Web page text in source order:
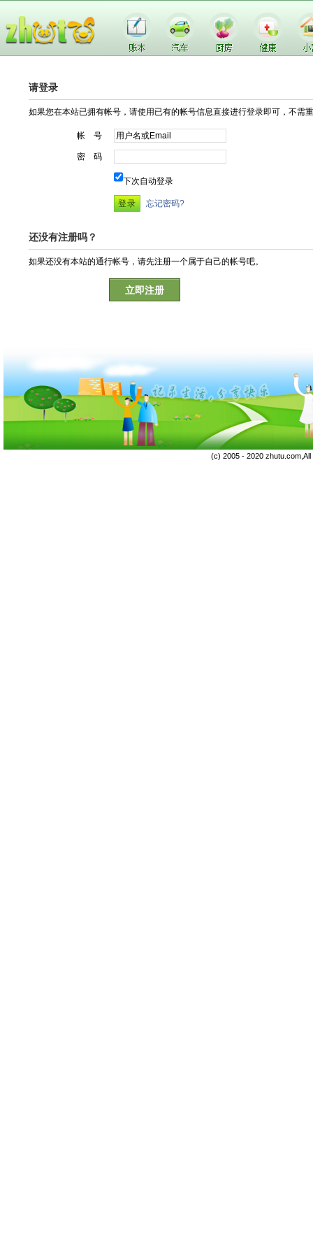
请登录
如果您在本站已拥有帐号，请使用已有的帐号信息直接进行登录即可，不需
帐 号
密 码
下次自动登录
忘记密码?
还没有注册吗？
如果还没有本站的通行帐号，请先注册一个属于自己的帐号吧。
立即注册
(c) 2005 - 2020